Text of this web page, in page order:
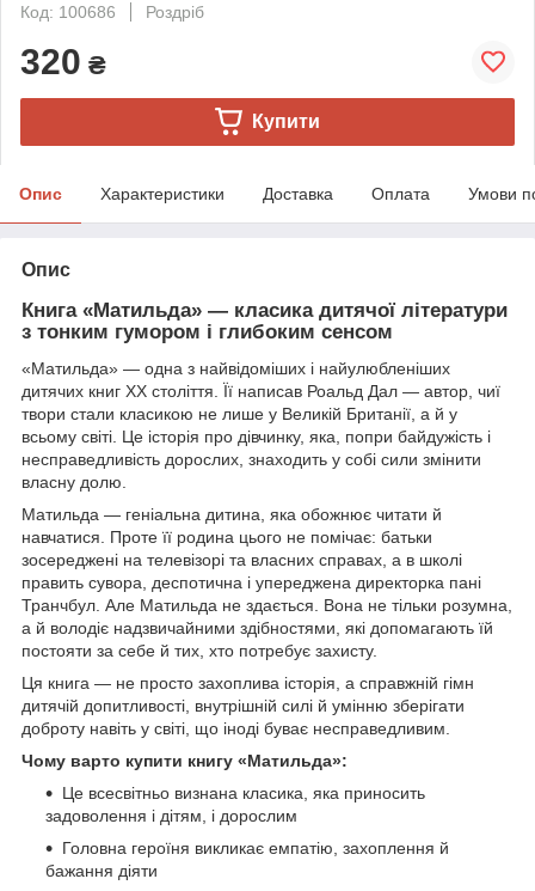
Код: 100686
Роздріб
320 ₴
Купити
Опис Характеристики Доставка Оплата Умови
Опис
Книга «Матильда» — класика дитячої літератури
з тонким гумором і глибоким сенсом
«Матильда» — одна з найвідоміших і найулюбленіших
дитячих книг XX століття. Її написав Роальд Дал — автор, чиї
твори стали класикою не лише у Великій Британії, а й у
всьому світі. Це історія про дівчинку, яка, попри байдужість і
несправедливість дорослих, знаходить у собі сили змінити
власну долю.
Матильда — геніальна дитина, яка обожнює читати й
навчатися. Проте її родина цього не помічає: батьки
зосереджені на телевізорі та власних справах, а в школі
править сувора, деспотична і упереджена директорка пані
Транчбул. Але Матильда не здається. Вона не тільки розумна,
а й володіє надзвичайними здібностями, які допомагають їй
постояти за себе й тих, хто потребує захисту.
Ця книга — не просто захоплива історія, а справжній гімн
дитячій допитливості, внутрішній силі й умінню зберігати
доброту навіть у світі, що іноді буває несправедливим.
Чому варто купити книгу «Матильда»:
Це всесвітньо визнана класика, яка приносить
задоволення і дітям, і дорослим
Головна героїня викликає емпатію, захоплення й
бажання діяти